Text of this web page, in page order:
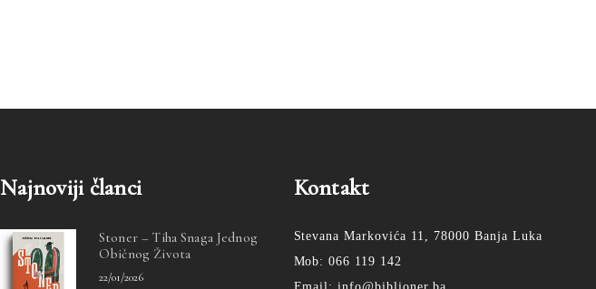
Najnoviji članci
Stoner – Tiha Snaga Jednog
Običnog Života
22/01/2026
Kontakt
Stevana Markovića 11, 78000 Banja Luka
Mob: 066 119 142